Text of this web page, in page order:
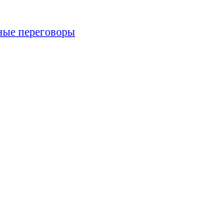
переговоры